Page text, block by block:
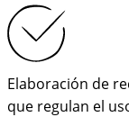
Elaboración de
que regulan el